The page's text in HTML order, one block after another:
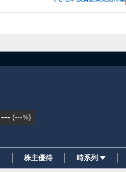
--- (---%)
株主優待 時系列